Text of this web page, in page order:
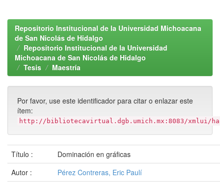
Repositorio Institucional de la Universidad Michoacana
de San Nicolás de Hidalgo
Repositorio Institucional de la Universidad
Michoacana de San Nicolás de Hidalgo
Tesis
Maestría
Por favor, use este identificador para citar o enlazar este
ítem:
http://bibliotecavirtual.dgb.umich.mx:8083/xmlui/
Título :
Dominación en gráficas
Autor :
Pérez Contreras, Eric Paulí